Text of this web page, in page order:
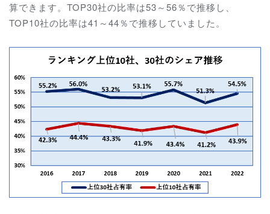
算できます。TOP30社の比率は53～56％で推移し、
TOP10社の比率は41～44％で推移していました。